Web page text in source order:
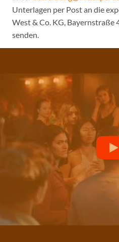
Unterlagen per Post an die
West & Co. KG, Bayernstraße
senden.